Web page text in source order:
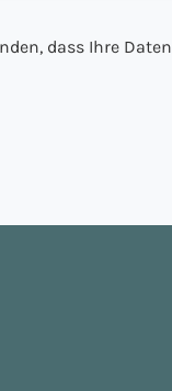
dass Ihre